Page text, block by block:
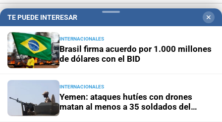
Hemeroteca Digital (1930-1979)
Administración y Publicidad
Opcionales con El Litoral-MediaKit
TE PUEDE INTERESAR ✕
INTERNACIONALES
Brasil firma acuerdo por 1.000 millones
de dólares con el BID
INTERNACIONALES
Yemen: ataques hutíes con drones
matan al menos a 35 soldados del